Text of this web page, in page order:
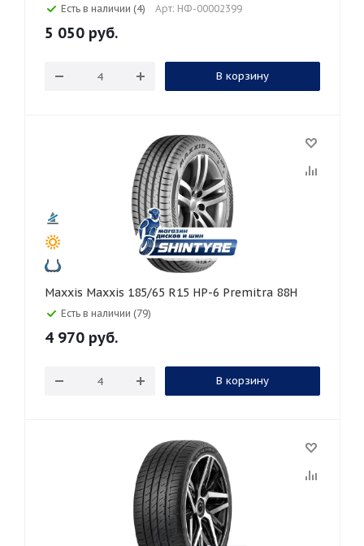
Есть в наличии (4) Арт: НФ-00002399
5 050 руб.
В корзину
Maxxis Maxxis 185/65 R15 HP-6 Premitra 88H
Есть в наличии (79)
4 970 руб.
В корзину